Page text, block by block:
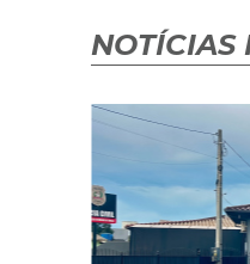
NOTÍCIAS